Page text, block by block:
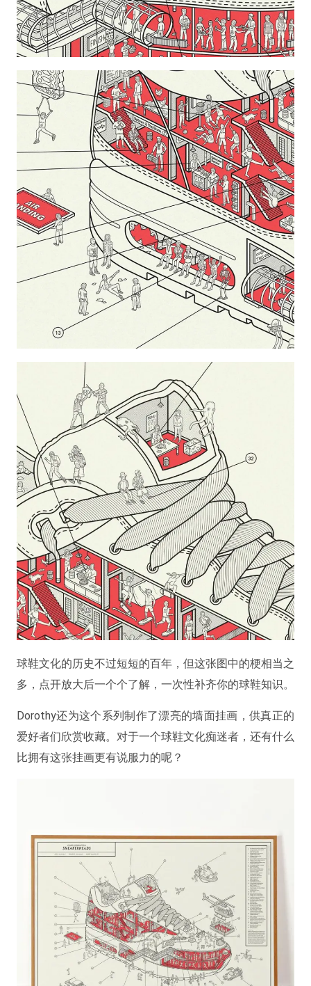
球鞋文化的历史不过短短的百年，但这张图中的梗相当之
多，点开放大后一个个了解，一次性补齐你的球鞋知识。
Dorothy还为这个系列制作了漂亮的墙面挂画，供真正的
爱好者们欣赏收藏。对于一个球鞋文化痴迷者，还有什么
比拥有这张挂画更有说服力的呢？